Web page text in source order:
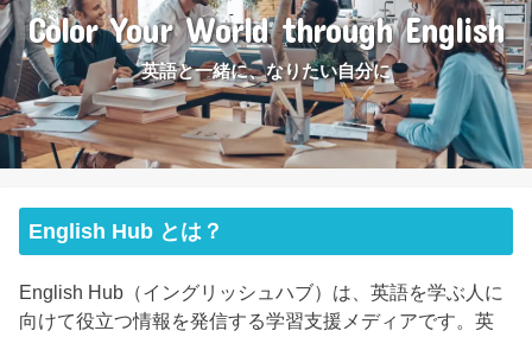
Color Your World through English
英語と一緒に、なりたい自分に
English Hub とは？
English Hub（イングリッシュハブ）は、英語を学ぶ人に
向けて役立つ情報を発信する学習支援メディアです。英